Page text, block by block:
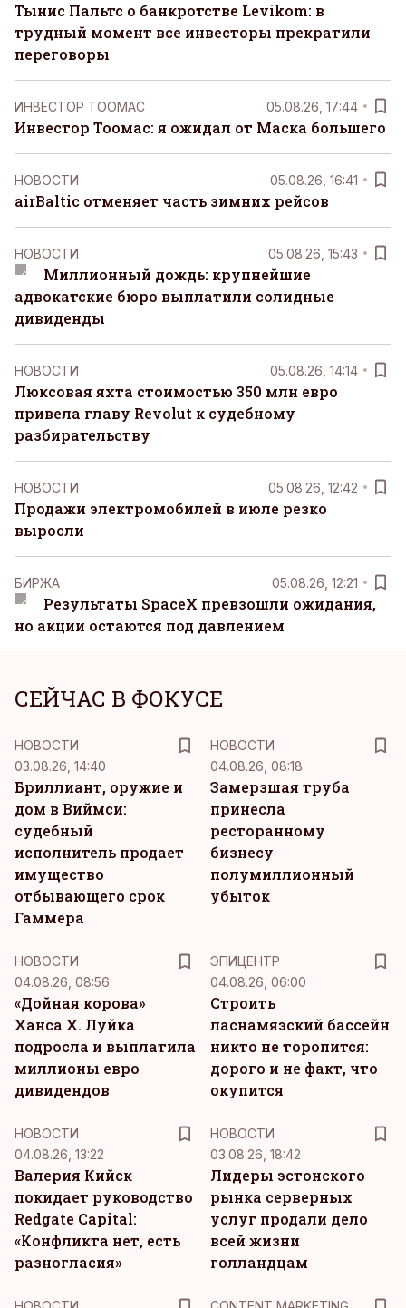
Тынис Пальтс о банкротстве Levikom: в
трудный момент все инвесторы прекратили
переговоры
ИНВЕСТОР ТООМАС 05.08.26, 17:44
Инвестор Тоомас: я ожидал от Маска большего
НОВОСТИ 05.08.26, 16:41
airBaltic отменяет часть зимних рейсов
НОВОСТИ 05.08.26, 15:43
Миллионный дождь: крупнейшие
адвокатские бюро выплатили солидные
дивиденды
НОВОСТИ 05.08.26, 14:14
Люксовая яхта стоимостью 350 млн евро
привела главу Revolut к судебному
разбирательству
НОВОСТИ 05.08.26, 12:42
Продажи электромобилей в июле резко
выросли
БИРЖА 05.08.26, 12:21
Результаты SpaceX превзошли ожидания,
но акции остаются под давлением
СЕЙЧАС В ФОКУСЕ
НОВОСТИ
03.08.26, 14:40
Бриллиант, оружие и
дом в Виймси:
судебный
исполнитель продает
имущество
отбывающего срок
Гаммера
НОВОСТИ
04.08.26, 08:18
Замерзшая труба
принесла
ресторанному
бизнесу
полумиллионный
убыток
НОВОСТИ
04.08.26, 08:56
«Дойная корова»
Ханса Х. Луйка
подросла и выплатила
миллионы евро
дивидендов
ЭПИЦЕНТР
04.08.26, 06:00
Строить
ласнамяэский бассейн
никто не торопится:
дорого и не факт, что
окупится
НОВОСТИ
04.08.26, 13:22
Валерия Кийск
покидает руководство
Redgate Capital:
«Конфликта нет, есть
разногласия»
НОВОСТИ
03.08.26, 18:42
Лидеры эстонского
рынка серверных
услуг продали дело
всей жизни
голландцам